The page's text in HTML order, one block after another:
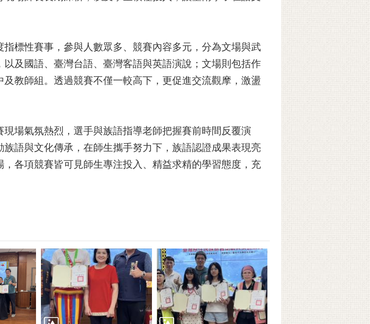
標性賽事，參與人數眾多、競賽內容多元，分為文場與武
及國語、臺灣台語、臺灣客語與英語演說；文場則包括作
教師組。透過競賽不僅一較高下，更促進交流觀摩，激盪
場氣氛熱烈，選手與族語指導老師把握賽前時間反覆演
語與文化傳承，在師生攜手努力下，族語認證成果表現亮
各項競賽皆可見師生專注投入、精益求精的學習態度，充